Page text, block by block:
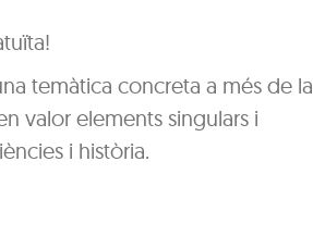
temàtica concreta a més de la
valor elements singulars i
i història.